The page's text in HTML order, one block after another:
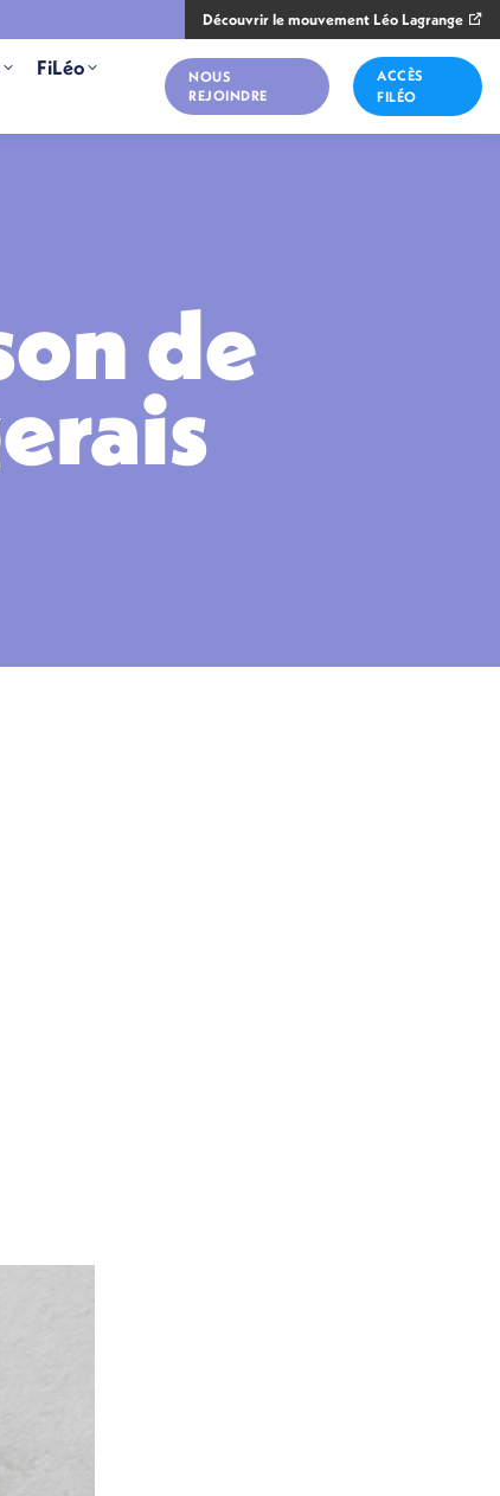
Découvrir le mouvement Léo Lagrange
FiLéo
NOUS
REJOINDRE
ACCÈS
FILÉO
de